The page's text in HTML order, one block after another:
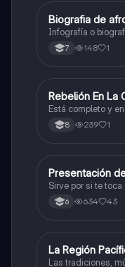
Artes
Biografia de
Infografía o
7 148 1
Sociales/Historia
Rebelión En La
Está completo y
8 239 1
Artes
Presentación
Sirve por si te
6 634 43
Artes
La Región
Las tradiciones,